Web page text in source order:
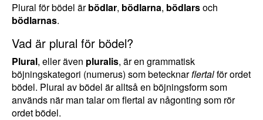
Plural för bödel ärbödlar, bödlarna, bödlarsoch
bödlarnas.
Vad är plural för bödel?
Plural, eller även pluralis, är en grammatisk
böjningskategori (numerus) som betecknarflertalför ordet
bödel. Plural av bödel är alltså en böjningsform som
används när man talar om flertal av någonting som rör
ordet bödel.